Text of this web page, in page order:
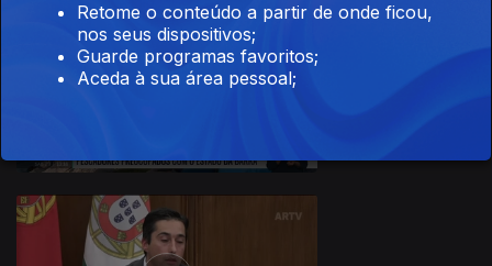
Retome o conteúdo a partir de onde ficou,
nos seus dispositivos;
Guarde programas favoritos;
Aceda à sua área pessoal;